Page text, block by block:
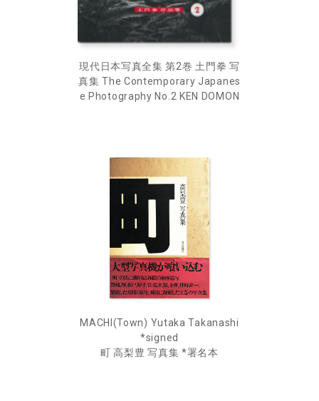
現代日本写真全集 第2巻 土門拳 写
真集 The Contemporary Japanes
e Photography No.2 KEN DOMON
MACHI(Town) Yutaka Takanashi
*signed
町 高梨豊 写真集 *署名本